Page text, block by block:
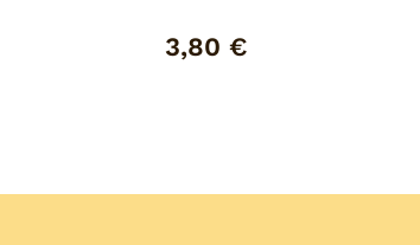
3,80 €